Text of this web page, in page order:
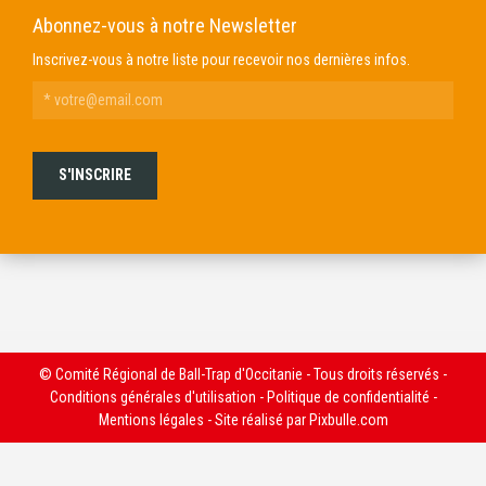
Abonnez-vous à notre Newsletter
Inscrivez-vous à notre liste pour recevoir nos dernières infos.
© Comité Régional de Ball-Trap d'Occitanie - Tous droits réservés -
Conditions générales d'utilisation - Politique de confidentialité -
Mentions légales - Site réalisé par Pixbulle.com